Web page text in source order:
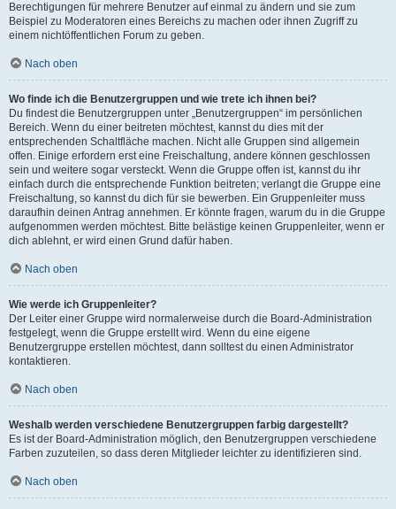
Berechtigungen für mehrere Benutzer auf einmal zu ändern und sie zum
Beispiel zu Moderatoren eines Bereichs zu machen oder ihnen Zugriff zu
einem nichtöffentlichen Forum zu geben.
Nach oben
Wo finde ich die Benutzergruppen und wie trete ich ihnen bei?
Du findest die Benutzergruppen unter „Benutzergruppen“ im persönlichen
Bereich. Wenn du einer beitreten möchtest, kannst du dies mit der
entsprechenden Schaltfläche machen. Nicht alle Gruppen sind allgemein
offen. Einige erfordern erst eine Freischaltung, andere können geschlossen
sein und weitere sogar versteckt. Wenn die Gruppe offen ist, kannst du ihr
einfach durch die entsprechende Funktion beitreten; verlangt die Gruppe eine
Freischaltung, so kannst du dich für sie bewerben. Ein Gruppenleiter muss
daraufhin deinen Antrag annehmen. Er könnte fragen, warum du in die Gruppe
aufgenommen werden möchtest. Bitte belästige keinen Gruppenleiter, wenn er
dich ablehnt, er wird einen Grund dafür haben.
Nach oben
Wie werde ich Gruppenleiter?
Der Leiter einer Gruppe wird normalerweise durch die Board-Administration
festgelegt, wenn die Gruppe erstellt wird. Wenn du eine eigene
Benutzergruppe erstellen möchtest, dann solltest du einen Administrator
kontaktieren.
Nach oben
Weshalb werden verschiedene Benutzergruppen farbig dargestellt?
Es ist der Board-Administration möglich, den Benutzergruppen verschiedene
Farben zuzuteilen, so dass deren Mitglieder leichter zu identifizieren sind.
Nach oben